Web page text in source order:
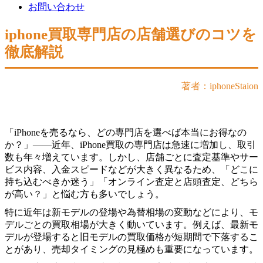
お問い合わせ
iphone買取専門店の店舗選びのコツを
徹底解説
著者：iphoneStaion
「iPhoneを売るなら、どの専門店を選べば本当にお得なの
か？」――近年、iPhone買取の専門店は急速に増加し、取引
数も年々増えています。しかし、店舗ごとに査定基準やサー
ビス内容、入金スピードなどが大きく異なるため、「どこに
持ち込むべきか迷う」「オンライン査定と店頭査定、どちら
が高い？」と悩む方も多いでしょう。
特に近年は新モデルの登場や為替相場の変動などにより、モ
デルごとの買取相場が大きく動いています。例えば、最新モ
デルが登場すると旧モデルの買取価格が短期間で下落するこ
とがあり、売却タイミングの見極めも重要になっています。